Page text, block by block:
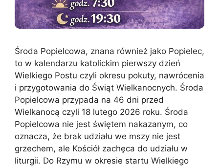
Środa Popielcowa, znana również jako Popielec,
to w kalendarzu katolickim pierwszy dzień
Wielkiego Postu czyli okresu pokuty, nawrócenia
i przygotowania do Świąt Wielkanocnych. Środa
Popielcowa przypada na 46 dni przed
Wielkanocą czyli 18 lutego 2026 roku. Środa
Popielcowa nie jest świętem nakazanym, co
oznacza, że brak udziału we mszy nie jest
grzechem, ale Kościół zachęca do udziału w
liturgii. Do Rzymu w okresie startu Wielkiego